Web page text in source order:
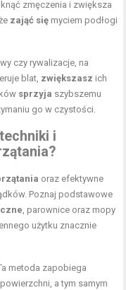
zmęczenia i zwiększa
zająć się myciem podłogi
czy rywalizacje, na
blat, zwiększasz ich
sprzyja szybszemu
go w czystości.
i
oraz efektywne
Poznaj podstawowe
, parownice oraz mopy
użytku znacznie
metoda zapobiega
a tym samym